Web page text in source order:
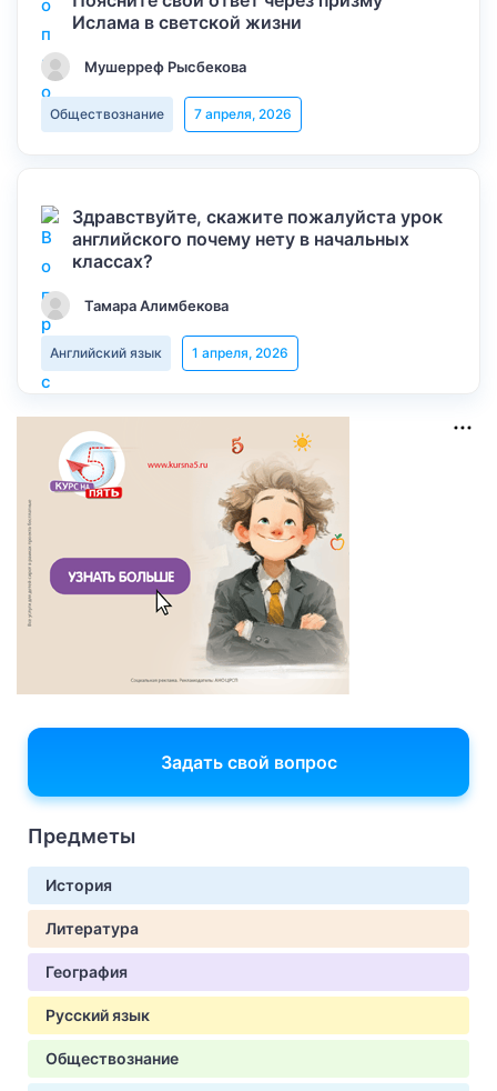
Ислама в светской жизни
Мушерреф Рысбекова
Обществознание 7 апреля, 2026
Здравствуйте, скажите пожалуйста урок
английского почему нету в начальных
классах?
Тамара Алимбекова
Английский язык 1 апреля, 2026
Задать свой вопрос
Предметы
История
Литература
География
Русский язык
Обществознание